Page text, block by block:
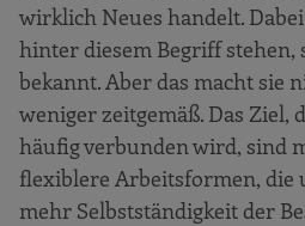
wirklich Neues handelt.
hinter diesem Begriff stehen,
bekannt. Aber das macht sie
weniger zeitgemäß. Das Ziel,
häufig verbunden wird, sind
flexiblere Arbeitsformen, die
mehr Selbstständigkeit der